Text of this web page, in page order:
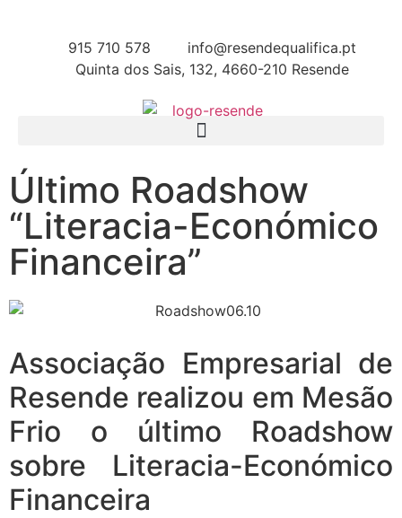
915 710 578
info@resendequalifica.pt
Quinta dos Sais, 132, 4660-210 Resende
Último Roadshow
“Literacia-Económico
Financeira”
Associação Empresarial de
Resende realizou em Mesão
Frio o último Roadshow
sobre Literacia-Económico
Financeira